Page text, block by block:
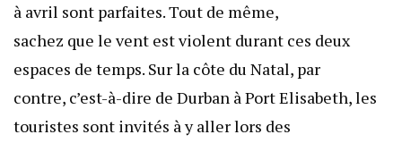
à avril sont parfaites. Tout de même,
sachez que le vent est violent durant ces deux
espaces de temps. Sur la côte du Natal, par
contre, c’est-à-dire de Durban à Port Elisabeth, les
touristes sont invités à y aller lors des